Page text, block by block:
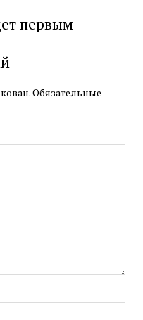
первым
Обязательные